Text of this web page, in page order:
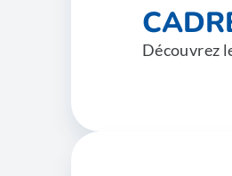
Découvrez